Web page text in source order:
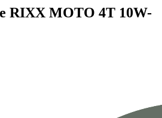
RIXX MOTO 4T 10W-